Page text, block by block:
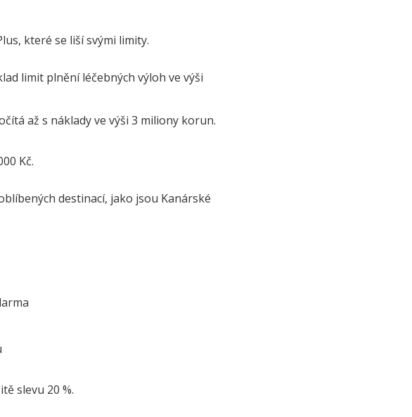
které se liší svými limity.
limit plnění léčebných výloh ve výši
až s náklady ve výši 3 miliony korun.
Kč.
destinací, jako jsou Kanárské
slevu 20 %.